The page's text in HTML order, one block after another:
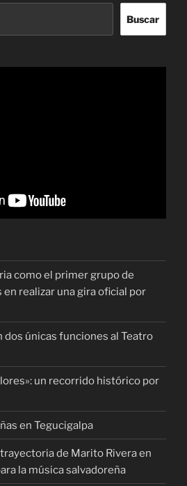
Buscar
como el primer grupo de
realizar una gira oficial por
dos únicas funciones al Teatro
un recorrido histórico por
en Tegucigalpa
de Marito Rivera en
la música salvadoreña